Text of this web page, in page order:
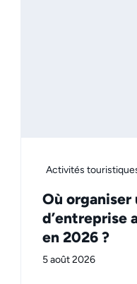
Activités
Où organiser
d’entreprise
en 2026 ?
5 août 2026